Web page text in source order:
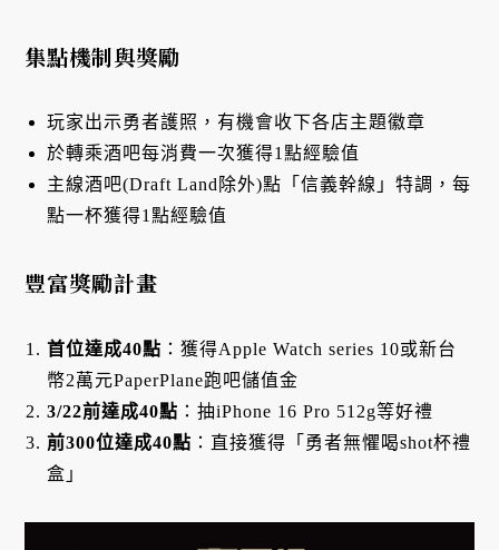
集點機制與獎勵
玩家出示勇者護照，有機會收下各店主題徽章
於轉乘酒吧每消費一次獲得1點經驗值
主線酒吧(Draft Land除外)點「信義幹線」特調，每
點一杯獲得1點經驗值
豐富獎勵計畫
首位達成40點 ：獲得Apple Watch series 10或新台
幣2萬元PaperPlane跑吧儲值金
3/22前達成40點 ：抽iPhone 16 Pro 512g等好禮
前300位達成40點 ：直接獲得「勇者無懼喝shot杯禮
盒」